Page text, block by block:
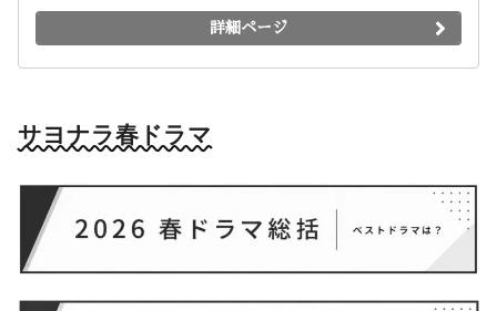
詳細ページ
サヨナラ春ドラマ